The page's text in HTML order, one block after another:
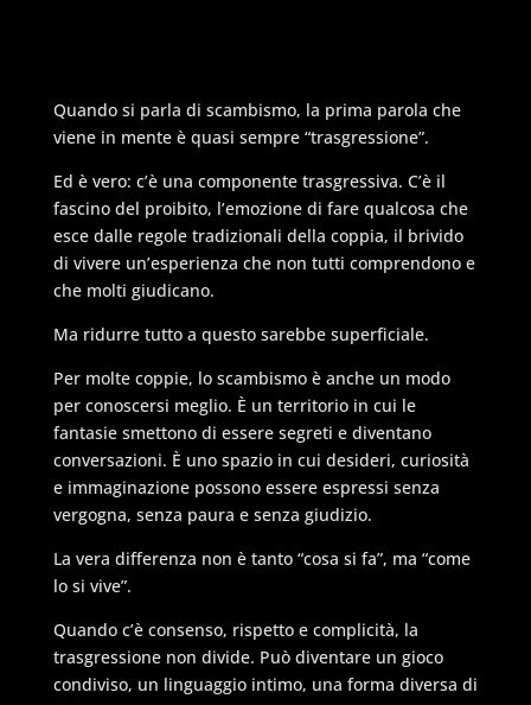
Quando si parla di scambismo, la prima parola che
viene in mente è quasi sempre “trasgressione”.
Ed è vero: c’è una componente trasgressiva. C’è il
fascino del proibito, l’emozione di fare qualcosa che
esce dalle regole tradizionali della coppia, il brivido
di vivere un’esperienza che non tutti comprendono e
che molti giudicano.
Ma ridurre tutto a questo sarebbe superficiale.
Per molte coppie, lo scambismo è anche un modo
per conoscersi meglio. È un territorio in cui le
fantasie smettono di essere segreti e diventano
conversazioni. È uno spazio in cui desideri, curiosità
e immaginazione possono essere espressi senza
vergogna, senza paura e senza giudizio.
La vera differenza non è tanto “cosa si fa”, ma “come
lo si vive”.
Quando c’è consenso, rispetto e complicità, la
trasgressione non divide. Può diventare un gioco
condiviso, un linguaggio intimo, una forma diversa di